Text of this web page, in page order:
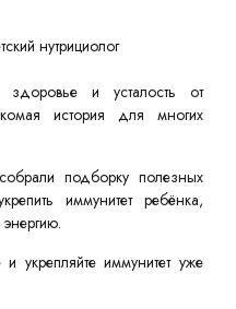
нутрициолог
здоровье и усталость от
история для многих
подборку полезных
иммунитет ребёнка,
укрепляйте иммунитет уже